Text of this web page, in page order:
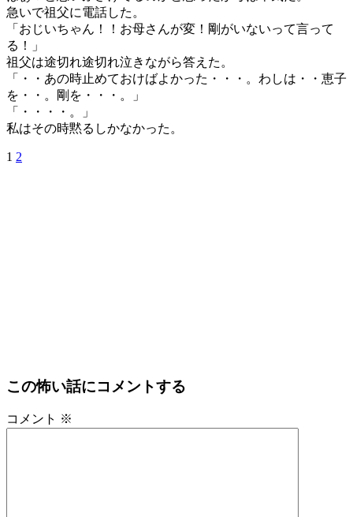
急いで祖父に電話した。
「おじいちゃん！！お母さんが変！剛がいないって言って
る！」
祖父は途切れ途切れ泣きながら答えた。
「・・あの時止めておけばよかった・・・。わしは・・恵子
を・・。剛を・・・。」
「・・・・。」
私はその時黙るしかなかった。
1 2
この怖い話にコメントする
コメント ※